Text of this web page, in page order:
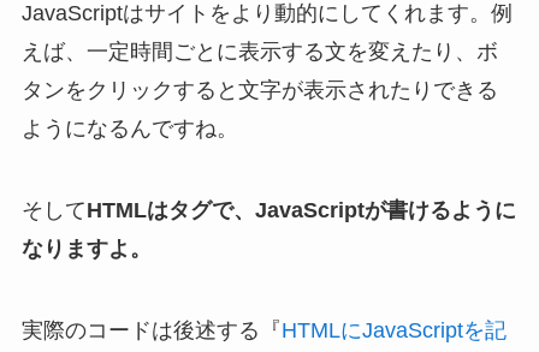
JavaScriptはサイトをより動的にしてくれます。例
えば、一定時間ごとに表示する文を変えたり、ボ
タンをクリックすると文字が表示されたりできる
ようになるんですね。
そしてHTMLはタグで、JavaScriptが書けるように
なりますよ。
実際のコードは後述する『HTMLにJavaScriptを記